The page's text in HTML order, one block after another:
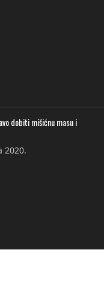
dobiti mišićnu masu i
2020.